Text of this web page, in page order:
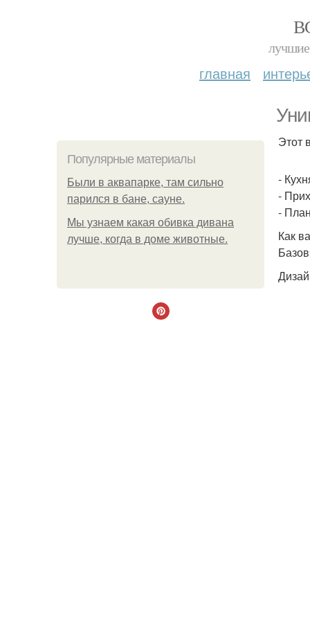
лучшие
главная
Популярные материалы
Были в аквапарке, там сильно
парился в бане, сауне.
Мы узнаем какая обивка дивана
лучше, когда в доме животные.
Этот
-
-
-
Как